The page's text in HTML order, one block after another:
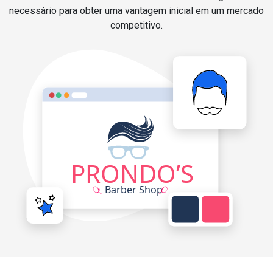
necessário para obter uma vantagem inicial em um mercado
competitivo.